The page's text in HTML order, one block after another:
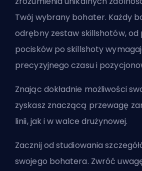
Twój wybrany bohater. Każdy
odrębny zestaw skillshotów,
pocisków po skillshoty
precyzyjnego czasu i
Znając dokładnie możliwości
zyskasz znaczącą przewagę
linii, jak i w walce drużynowej.
Zacznij od studiowania
swojego bohatera. Zwróć